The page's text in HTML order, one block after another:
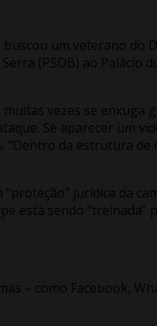
um veterano
(PSDB) ao
vezes se
Se aparecer um
da estrutura
jurídica da
está sendo
– como Facebook,